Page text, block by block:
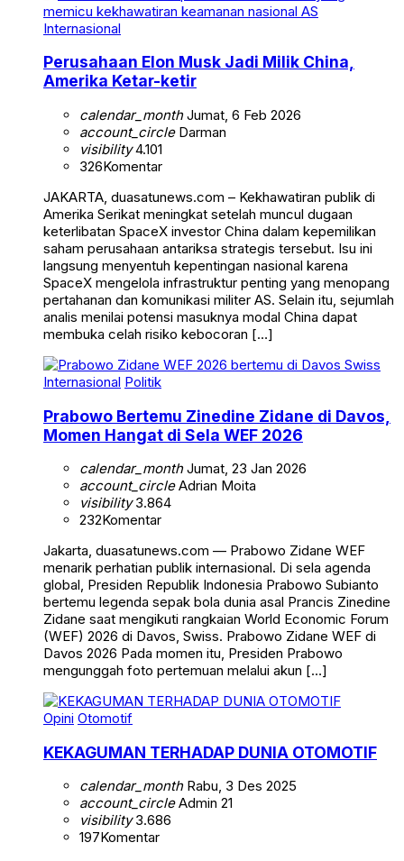
Internasional
Perusahaan Elon Musk Jadi Milik China,
Amerika Ketar-ketir
calendar_monthJumat, 6 Feb 2026
account_circleDarman
visibility4.101
326Komentar
JAKARTA, duasatunews.com – Kekhawatiran publik di
Amerika Serikat meningkat setelah muncul dugaan
keterlibatan SpaceX investor China dalam kepemilikan
saham perusahaan antariksa strategis tersebut. Isu ini
langsung menyentuh kepentingan nasional karena
SpaceX mengelola infrastruktur penting yang menopang
pertahanan dan komunikasi militer AS. Selain itu, sejumlah
analis menilai potensi masuknya modal China dapat
membuka celah risiko kebocoran […]
Internasional Politik
Prabowo Bertemu Zinedine Zidane di Davos,
Momen Hangat di Sela WEF 2026
calendar_monthJumat, 23 Jan 2026
account_circleAdrian Moita
visibility3.864
232Komentar
Jakarta, duasatunews.com — Prabowo Zidane WEF
menarik perhatian publik internasional. Di sela agenda
global, Presiden Republik Indonesia Prabowo Subianto
bertemu legenda sepak bola dunia asal Prancis Zinedine
Zidane saat mengikuti rangkaian World Economic Forum
(WEF) 2026 di Davos, Swiss. Prabowo Zidane WEF di
Davos 2026 Pada momen itu, Presiden Prabowo
mengunggah foto pertemuan melalui akun […]
Opini Otomotif
KEKAGUMAN TERHADAP DUNIA OTOMOTIF
calendar_monthRabu, 3 Des 2025
account_circleAdmin 21
visibility3.686
197Komentar